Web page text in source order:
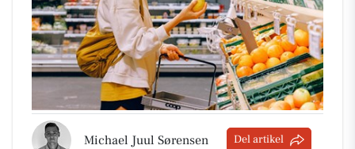
Michael Juul Sørensen Del artikel